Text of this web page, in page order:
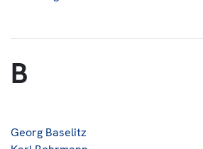
Kontakt
B
Georg Baselitz